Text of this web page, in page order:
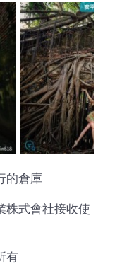
的倉庫
株式會社接收使
有